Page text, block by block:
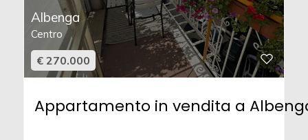
Albenga
Centro
€ 270.000
Appartamento in vendita a